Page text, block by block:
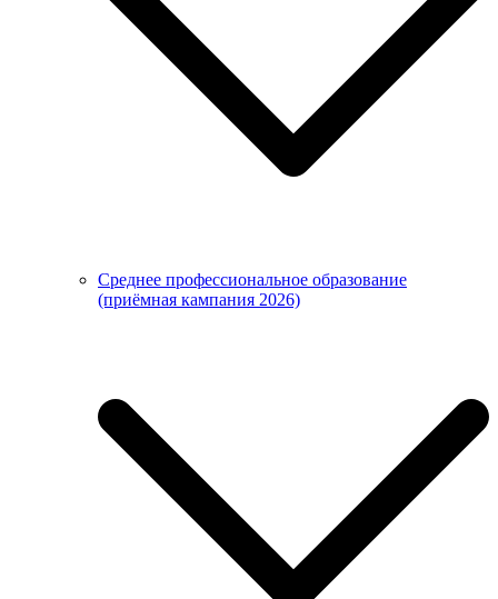
Среднее профессиональное образование
(приёмная кампания 2026)